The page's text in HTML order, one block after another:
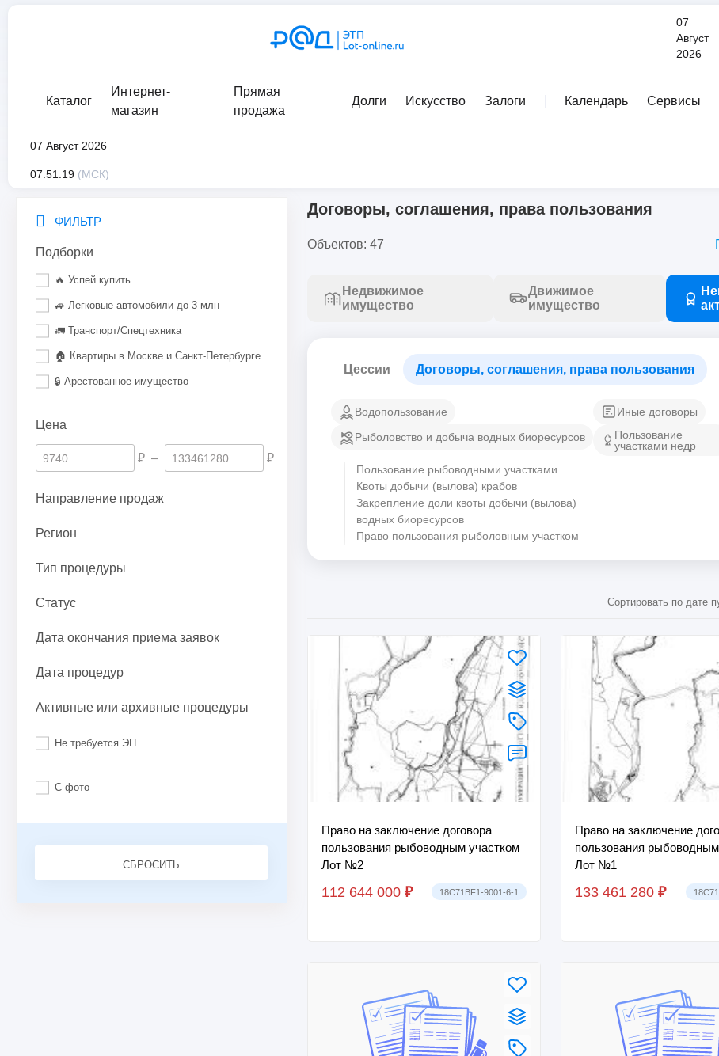
07
Август
2026
Каталог
Интернет-
магазин
Прямая
продажа
Долги Искусство Залоги Календарь Сервисы
07 Август 2026
07:51:19 (МСК)
ФИЛЬТР
Подборки
🔥 Успей купить
🚙 Легковые автомобили до 3 млн
🚛 Транспорт/Спецтехника
🏠 Квартиры в Москве и Санкт-Петербурге
🔒 Арестованное имущество
Цена
₽ – ₽
Направление продаж
Регион
Тип процедуры
Статус
Дата окончания приема заявок
Дата процедур
Активные или архивные процедуры
Не требуется ЭП
С фото
СБРОСИТЬ
Договоры, соглашения, права пользования
Объектов: 47
Недвижимое
имущество
Движимое
имущество
Цессии Договоры, соглашения, права пользования
Водопользование
Рыболовство и добыча водных биоресурсов
Пользование рыбоводными участками
Квоты добычи (вылова) крабов
Закрепление доли квоты добычи (вылова)
водных биоресурсов
Право пользования рыболовным участком
Иные договоры
Пользование
участками недр
Сортировать по дате
Право на заключение договора
пользования рыбоводным участком
Лот №2
112 644 000 ₽ 18C71BF1-9001-6-1
Право на заключение
пользования
Лот №1
133 461 280 ₽